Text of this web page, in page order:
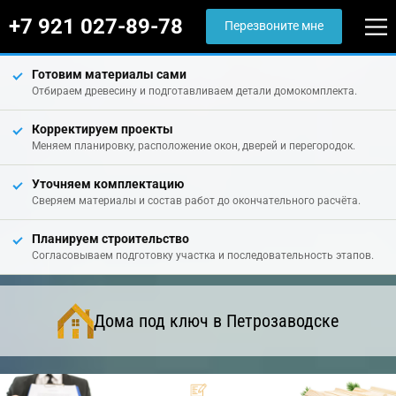
+7 921 027-89-78 Перезвоните мне
Готовим материалы сами
Отбираем древесину и подготавливаем детали домокомплекта.
Корректируем проекты
Меняем планировку, расположение окон, дверей и перегородок.
Уточняем комплектацию
Сверяем материалы и состав работ до окончательного расчёта.
Планируем строительство
Согласовываем подготовку участка и последовательность этапов.
Дома под ключ в Петрозаводске